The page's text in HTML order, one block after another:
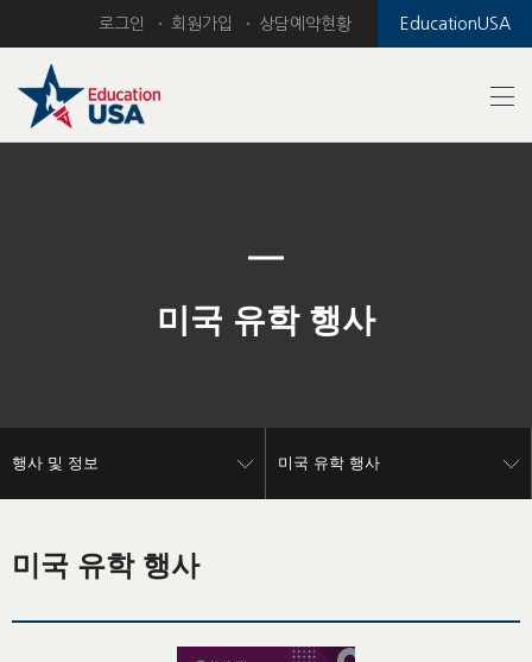
EducationUSA
로그인 회원가입 상담예약현황
미국 유학 행사
행사 및 정보 미국 유학 행사
미국 유학 행사